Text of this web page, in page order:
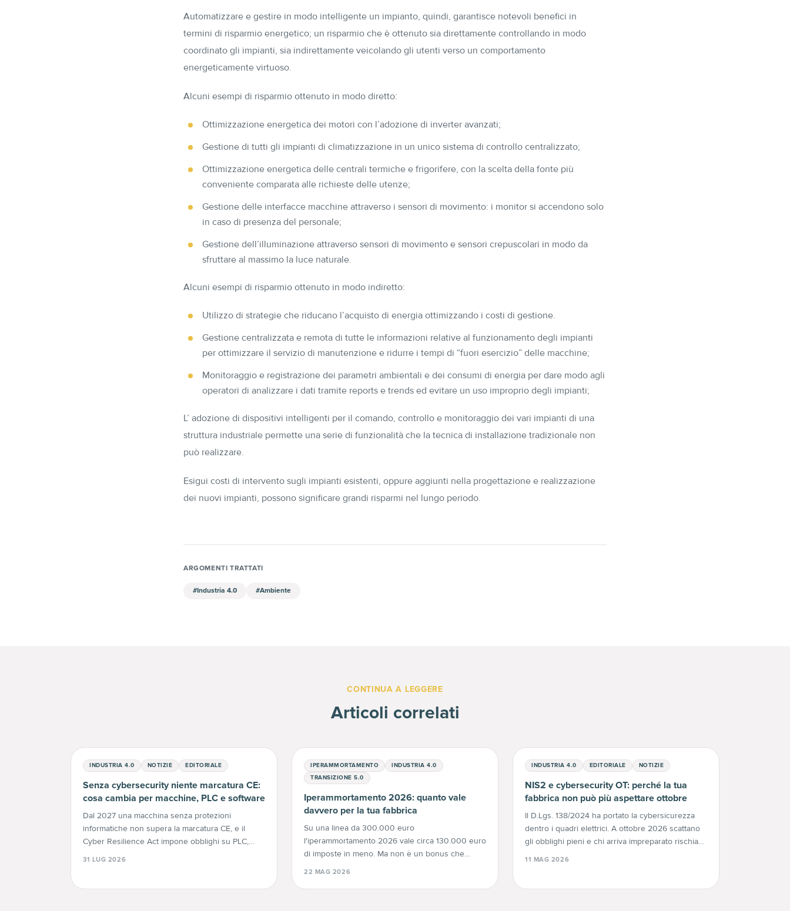
Automatizzare e gestire in modo intelligente un impianto, quindi, garantisce notevoli benefici in
termini di risparmio energetico; un risparmio che è ottenuto sia direttamente controllando in modo
coordinato gli impianti, sia indirettamente veicolando gli utenti verso un comportamento
energeticamente virtuoso.
Alcuni esempi di risparmio ottenuto in modo diretto:
Ottimizzazione energetica dei motori con l’adozione di inverter avanzati;
Gestione di tutti gli impianti di climatizzazione in un unico sistema di controllo centralizzato;
Ottimizzazione energetica delle centrali termiche e frigorifere, con la scelta della fonte più
conveniente comparata alle richieste delle utenze;
Gestione delle interfacce macchine attraverso i sensori di movimento: i monitor si accendono solo
in caso di presenza del personale;
Gestione dell’illuminazione attraverso sensori di movimento e sensori crepuscolari in modo da
sfruttare al massimo la luce naturale.
Alcuni esempi di risparmio ottenuto in modo indiretto:
Utilizzo di strategie che riducano l’acquisto di energia ottimizzando i costi di gestione.
Gestione centralizzata e remota di tutte le informazioni relative al funzionamento degli impianti
per ottimizzare il servizio di manutenzione e ridurre i tempi di “fuori esercizio” delle macchine;
Monitoraggio e registrazione dei parametri ambientali e dei consumi di energia per dare modo agli
operatori di analizzare i dati tramite reports e trends ed evitare un uso improprio degli impianti;
L’ adozione di dispositivi intelligenti per il comando, controllo e monitoraggio dei vari impianti di una
struttura industriale permette una serie di funzionalità che la tecnica di installazione tradizionale non
può realizzare.
Esigui costi di intervento sugli impianti esistenti, oppure aggiunti nella progettazione e realizzazione
dei nuovi impianti, possono significare grandi risparmi nel lungo periodo.
ARGOMENTI TRATTATI
#Industria 4.0 #Ambiente
CONTINUA A LEGGERE
Articoli correlati
INDUSTRIA 4.0 NOTIZIE EDITORIALE
Senza cybersecurity niente marcatura CE:
cosa cambia per macchine, PLC e software
Dal 2027 una macchina senza protezioni
informatiche non supera la marcatura CE, e il
Cyber Resilience Act impone obblighi su PLC,
31 LUG 2026
IPERAMMORTAMENTO
INDUSTRIA 4.0
TRANSIZIONE 5.0
Iperammortamento 2026: quanto vale
davvero per la tua fabbrica
Su una linea da 300.000 euro
l'iperammortamento 2026 vale circa 130.000 euro
di imposte in meno. Ma non è un bonus che
22 MAG 2026
INDUSTRIA 4.0 EDITORIALE NOTIZIE
NIS2 e cybersecurity OT: perché la tua
fabbrica non può più aspettare ottobre
Il D.Lgs. 138/2024 ha portato la cybersicurezza
dentro i quadri elettrici. A ottobre 2026 scattano
gli obblighi pieni e chi arriva impreparato rischia
11 MAG 2026